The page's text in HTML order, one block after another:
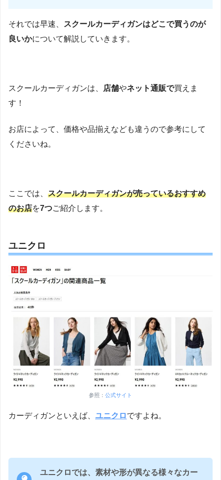
それでは早速、 スクールカーディガンはどこで買うのが
良いかについて解説していきます。
スクールカーディガンは、 店舗やネット通販で買えま
す！
お店によって、価格や品揃えなども違うので参考にして
くださいね。
ここでは、 スクールカーディガンが売っているおすすめ
のお店を7つご紹介します。
ユニクロ
参照： 公式サイト
カーディガンといえば、 ユニクロですよね。
ユニクロでは、素材や形が異なる様々なカー